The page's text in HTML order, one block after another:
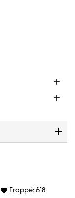


favorite Frappé: 618